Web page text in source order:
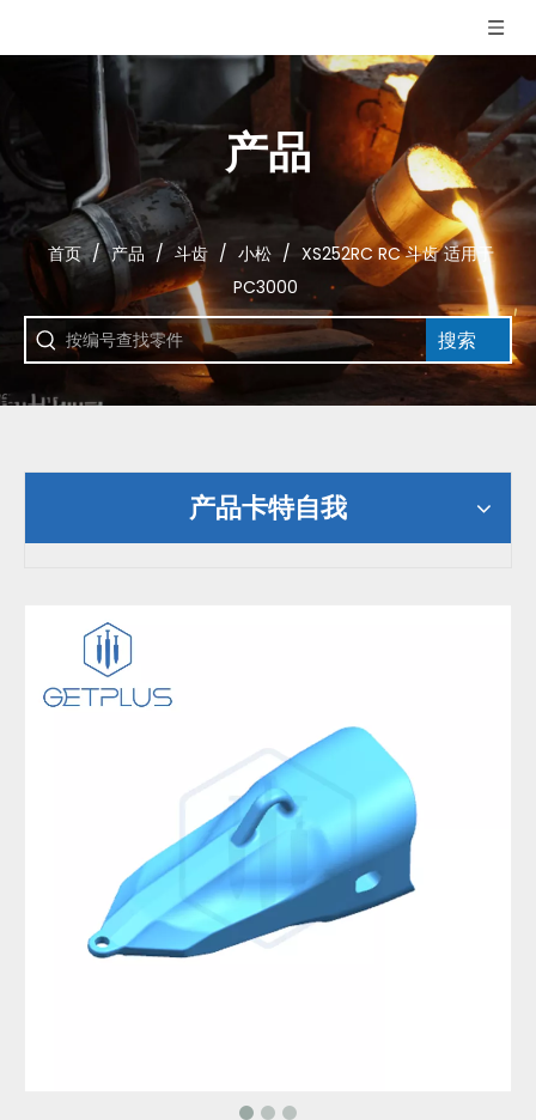
产品
首页 / 产品 / 斗齿 / 小松 / XS252RC RC 斗齿 适用于
PC3000
搜索
产品卡特自我